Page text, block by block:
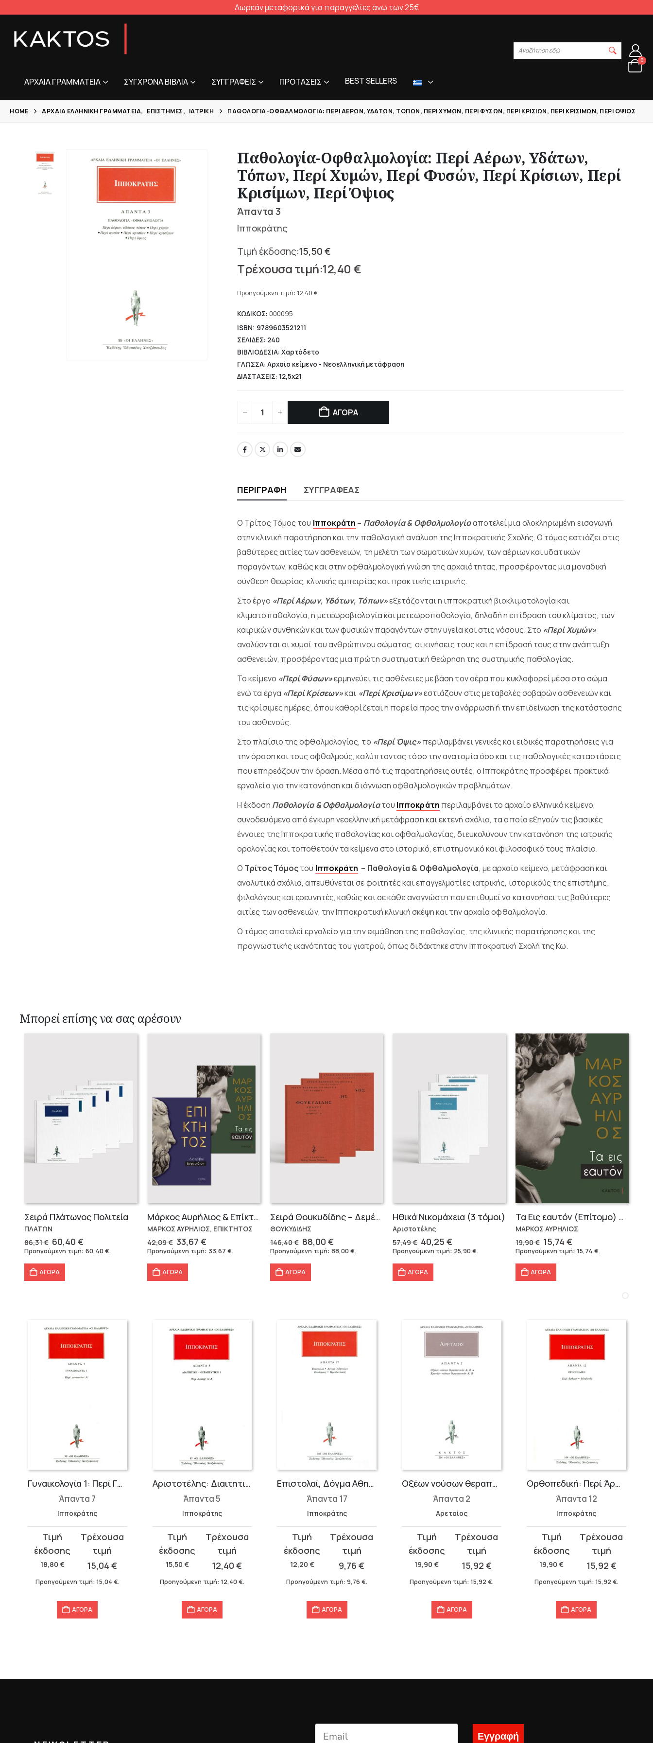
Δωρεάν μεταφορικά για παραγγελίες άνω των 25€
ΑΡΧΑΊΑ ΓΡΑΜΜΑΤΕΊΑ ΣΎΓΧΡΟΝΑ ΒΙΒΛΊΑ ΣΥΓΓΡΑΦΕΊΣ ΠΡΟΤΆΣΕΙΣ BEST SELLERS
Αναζήτηση εδώ
0
HOME ΑΡΧΑΊΑ ΕΛΛΗΝΙΚΉ ΓΡΑΜΜΑΤΕΊΑ, ΕΠΙΣΤΉΜΕΣ, ΙΑΤΡΙΚΉ ΠΑΘΟΛΟΓΊΑ-ΟΦΘΑΛΜΟΛΟΓΊΑ: ΠΕΡΊ ΑΈΡΩΝ, ΥΔΆΤΩΝ, ΤΌΠΩΝ, ΠΕΡΊ ΧΥΜΏΝ, ΠΕΡΊ ΦΥΣΏΝ, ΠΕΡΊ ΚΡΊΣΙΩΝ, ΠΕΡΊ ΚΡΙΣΊΜΩΝ, ΠΕΡΊ ΌΨΙΟΣ
Παθολογία-Οφθαλμολογία: Περί Αέρων, Υδάτων,
Τόπων, Περί Χυμών, Περί Φυσών, Περί Κρίσιων, Περί
Κρισίμων, Περί Όψιος
Άπαντα 3
Ιπποκράτης
15,50€
Original
price
was:
15,50 €.
12,40 €
τρέχουσα
είναι:
12,40 €.
Προηγούμενη τιμή: 12,40 €.
ΚΩΔΙΚΟΣ: 000095
ISBN: 9789603521211
ΣΕΛΙΔΕΣ: 240
ΒΙΒΛΙΟΔΕΣΙΑ: Χαρτόδετο
ΓΛΩΣΣΑ: Αρχαίο κείμενο - Νεοελληνική μετάφραση
ΔΙΑΣΤΑΣΕΙΣ: 12,5x21
ΑΓΟΡΑ
ΠΕΡΙΓΡΑΦΉ ΣΥΓΓΡΑΦΈΑΣ
Ο Τρίτος Τόμος του Ιπποκράτη – Παθολογία & Οφθαλμολογίααποτελεί μια ολοκληρωμένη εισαγωγή
στην κλινική παρατήρηση και την παθολογική ανάλυση της Ιπποκρατικής Σχολής. Ο τόμος εστιάζει στις
βαθύτερες αιτίες των ασθενειών, τη μελέτη των σωματικών χυμών, των αέριων και υδατικών
παραγόντων, καθώς και στην οφθαλμολογική γνώση της αρχαιότητας, προσφέροντας μια μοναδική
σύνθεση θεωρίας, κλινικής εμπειρίας και πρακτικής ιατρικής.
Στο έργο «Περί Αέρων, Υδάτων, Τόπων»εξετάζονται η ιπποκρατική βιοκλιματολογία και
κλιματοπαθολογία, η μετεωροβιολογία και μετεωροπαθολογία, δηλαδή η επίδραση του κλίματος, των
καιρικών συνθηκών και των φυσικών παραγόντων στην υγεία και στις νόσους. Στο «Περί Χυμών»
αναλύονται οι χυμοί του ανθρώπινου σώματος, οι κινήσεις τους και η επίδρασή τους στην ανάπτυξη
ασθενειών, προσφέροντας μια πρώτη συστηματική θεώρηση της συστημικής παθολογίας.
Το κείμενο «Περί Φύσων»ερμηνεύει τις ασθένειες με βάση τον αέρα που κυκλοφορεί μέσα στο σώμα,
ενώ τα έργα «Περί Κρίσεων»και «Περί Κρισίμων»εστιάζουν στις μεταβολές σοβαρών ασθενειών και
τις κρίσιμες ημέρες, όπου καθορίζεται η πορεία προς την ανάρρωση ή την επιδείνωση της κατάστασης
του ασθενούς.
Στο πλαίσιο της οφθαλμολογίας, το «Περί Όψις»περιλαμβάνει γενικές και ειδικές παρατηρήσεις για
την όραση και τους οφθαλμούς, καλύπτοντας τόσο την ανατομία όσο και τις παθολογικές καταστάσεις
που επηρεάζουν την όραση. Μέσα από τις παρατηρήσεις αυτές, ο Ιπποκράτης προσφέρει πρακτικά
εργαλεία για την κατανόηση και διάγνωση οφθαλμολογικών προβλημάτων.
Η έκδοση Παθολογία & Οφθαλμολογίατου Ιπποκράτη περιλαμβάνει το αρχαίο ελληνικό κείμενο,
συνοδευόμενο από έγκυρη νεοελληνική μετάφραση και εκτενή σχόλια, τα οποία εξηγούν τις βασικές
έννοιες της Ιπποκρατικής παθολογίας και οφθαλμολογίας, διευκολύνουν την κατανόηση της ιατρικής
ορολογίας και τοποθετούν τα κείμενα στο ιστορικό, επιστημονικό και φιλοσοφικό τους πλαίσιο.
Ο Τρίτος Τόμοςτου Ιπποκράτη – Παθολογία & Οφθαλμολογία, με αρχαίο κείμενο, μετάφραση και
αναλυτικά σχόλια, απευθύνεται σε φοιτητές και επαγγελματίες ιατρικής, ιστορικούς της επιστήμης,
φιλολόγους και ερευνητές, καθώς και σε κάθε αναγνώστη που επιθυμεί να κατανοήσει τις βαθύτερες
αιτίες των ασθενειών, την Ιπποκρατική κλινική σκέψη και την αρχαία οφθαλμολογία.
Ο τόμος αποτελεί εργαλείο για την εκμάθηση της παθολογίας, της κλινικής παρατήρησης και της
προγνωστικής ικανότητας του γιατρού, όπως διδάχτηκε στην Ιπποκρατική Σχολή της Κω.
Μπορεί επίσης να σας αρέσουν
Σειρά Πλάτωνος Πολιτεία
ΠΛΑΤΩΝ
86,31€ Original
price
86,31 €.
60,40€
τρέχουσα
Προηγούμενη τιμή: 60,40€.
ΑΓΟΡΑ
Μάρκος Αυρήλιος & Επίκτητος (Επίτομα)
ΜΑΡΚΟΣ ΑΥΡΗΛΙΟΣ, ΕΠΙΚΤΗΤΟΣ
42,09€ Original
price
42,09 €.
33,67 €Η
τρέχουσα
Προηγούμενη τιμή: 33,67 €.
ΑΓΟΡΑ
Σειρά Θουκυδίδης – Δεμένο (4 τόμοι)
ΘΟΥΚΥΔΙΔΗΣ
146,40€ Original
price
146,40 €.
88,00 €Η
τρέχουσα
Προηγούμενη τιμή: 88,00€.
ΑΓΟΡΑ
Ηθικά Νικομάχεια (3 τόμοι)
Αριστοτέλης
57,49€ Original
price
57,49 €.
40,25€
τρέχουσα
Προηγούμενη τιμή: 25,90€.
ΑΓΟΡΑ
Τα Εις εαυτόν (Επίτομο) – Μάρκος Αυρήλιος
ΜΑΡΚΟΣ ΑΥΡΗΛΙΟΣ
19,90€ Original
price
19,90 €.
15,74€
τρέχουσα
Προηγούμενη τιμή:15,74€.
ΑΓΟΡΑ
Γυναικολογία 1: Περί Γυναικείων Α΄
Άπαντα 7
Ιπποκράτης
18,80 €
Original
price
was:
18,80 €.
15,04€
τρέχουσα
τιμή
είναι:
Προηγούμενη τιμή: 15,04 €.
ΑΓΟΡΑ
Αριστοτέλης: Διαιτητική-Θεραπευτική 1
Άπαντα 5
Ιπποκράτης
15,50 €
Original
price
was:
15,50 €.
12,40€
τρέχουσα
τιμή
είναι:
Προηγούμενη τιμή: 12,40 €.
ΑΓΟΡΑ
Επιστολαί, Δόγμα Αθηναίων, Επιβώμιος, Πρεσβευτικός
Άπαντα 17
Ιπποκράτης
12,20 €
Original
price
was:
12,20 €.
9,76€
τρέχουσα
τιμή
είναι:
Προηγούμενη τιμή:9,76€.
ΑΓΟΡΑ
Οξέων νούσων θεραπευτικόν, Χρονίων νούσων θεραπευτικόν
Άπαντα 2
Αρεταίος
19,90€
Original
price
was:
19,90 €.
15,92 €
τρέχουσα
τιμή
είναι:
Προηγούμενη τιμή: 15,92€.
ΑΓΟΡΑ
Ορθοπεδική: Περί Άρθρων, Μοχλικός
Άπαντα 12
Ιπποκράτης
19,90€
Original
price
was:
19,90 €.
15,92 €
τρέχουσα
τιμή
είναι:
Προηγούμενη τιμή: 15,92 €.
ΑΓΟΡΑ
Εγγραφή